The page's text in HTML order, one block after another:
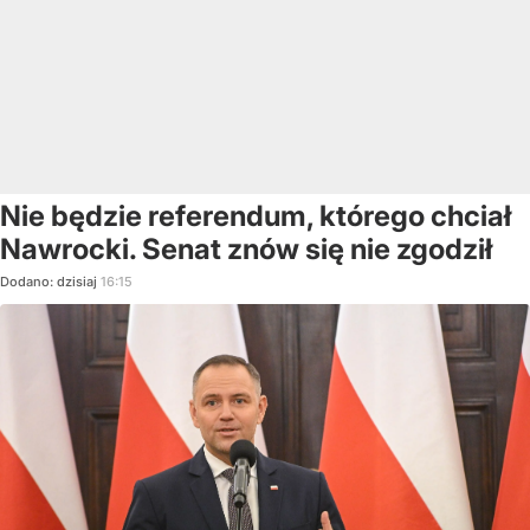
Nie będzie referendum, którego chciał
Nawrocki. Senat znów się nie zgodził
Dodano: dzisiaj 16:15